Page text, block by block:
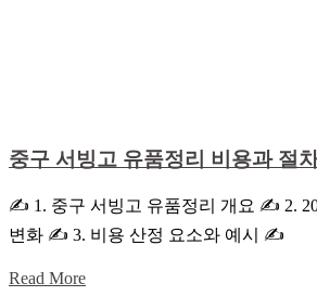
중구 서빙고 유품정리 비용과 절
✍ 1. 중구 서빙고 유품정리 개요 ✍ 2.
변화 ✍ 3. 비용 산정 요소와 예시 ✍
Read More